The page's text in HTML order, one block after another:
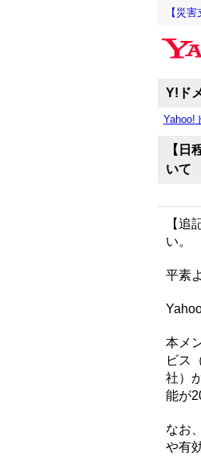
【災
Y!ド
Yahoo!
【日
いて
【追
い。
平素
本メ
ビス
社）
能が
なお
や有